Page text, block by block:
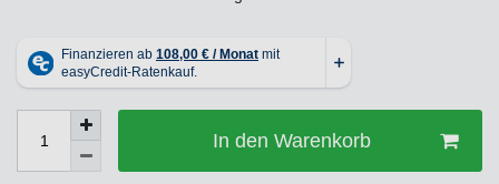
In den Warenkorb